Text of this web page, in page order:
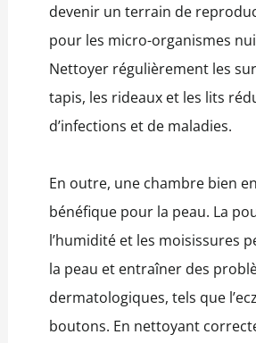
devenir un terrain de
pour les micro-organismes
Nettoyer régulièrement les
tapis, les rideaux et les lits
d’infections et de maladies.
En outre, une chambre bien
bénéfique pour la peau. La
l’humidité et les moisissures
la peau et entraîner des
dermatologiques, tels que
boutons. En nettoyant